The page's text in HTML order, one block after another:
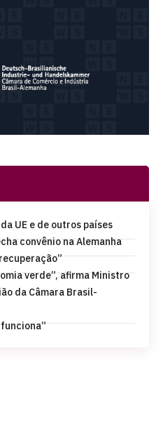
UE e de outros países
convênio na Alemanha
verde”, afirma Ministro
da Câmara Brasil-
funciona”